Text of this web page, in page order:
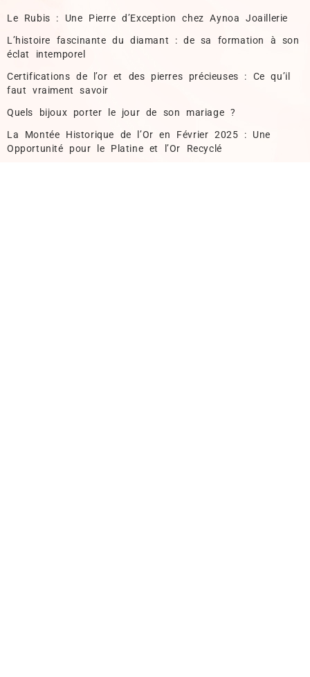
Le Rubis : Une Pierre d’Exception chez Aynoa Joaillerie
L’histoire fascinante du diamant : de sa formation à son
éclat intemporel
Certifications de l’or et des pierres précieuses : Ce qu’il
faut vraiment savoir
Quels bijoux porter le jour de son mariage ?
La Montée Historique de l’Or en Février 2025 : Une
Opportunité pour le Platine et l’Or Recyclé